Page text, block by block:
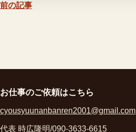
前の記事
お仕事のご依頼はこちら
cyousyuunanbanren2001@gmail.com
代表 時広隆明/090-3633-6615